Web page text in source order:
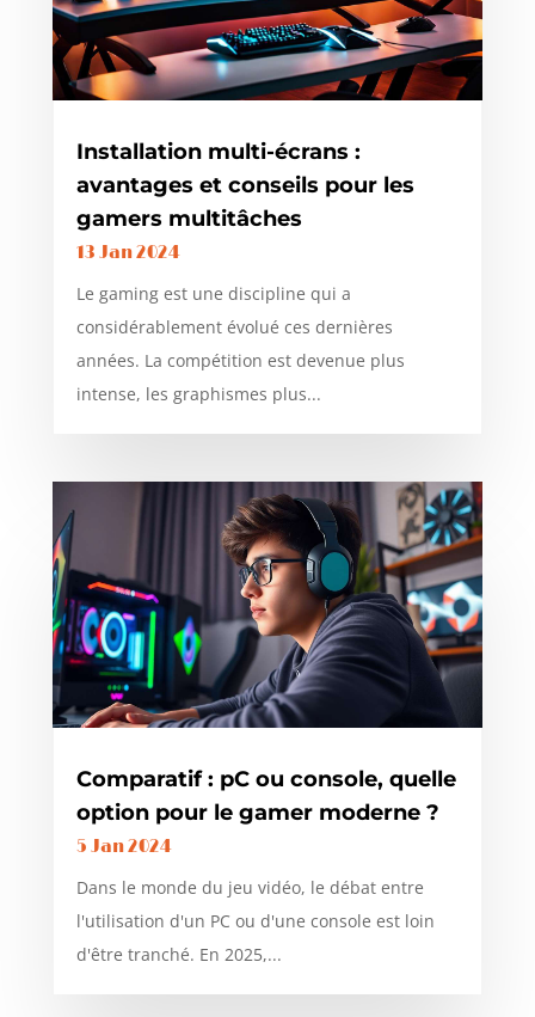
Installation multi-écrans :
avantages et conseils pour les
gamers multitâches
13 Jan 2024
Le gaming est une discipline qui a
considérablement évolué ces dernières
années. La compétition est devenue plus
intense, les graphismes plus...
Comparatif : pC ou console, quelle
option pour le gamer moderne ?
5 Jan 2024
Dans le monde du jeu vidéo, le débat entre
l'utilisation d'un PC ou d'une console est loin
d'être tranché. En 2025,...